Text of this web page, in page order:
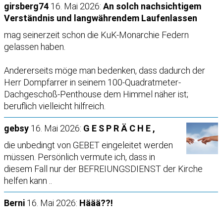
girsberg74 16. Mai 2026: An solch nachsichtigem
Verständnis und langwährendem Laufenlassen
mag seinerzeit schon die KuK-Monarchie Federn
gelassen haben.
Andererseits möge man bedenken, dass dadurch der
Herr Dompfarrer in seinem 100-Quadratmeter-
Dachgeschoß-Penthouse dem Himmel näher ist;
beruflich vielleicht hilfreich.
gebsy 16. Mai 2026: G E S P R Ä C H E ,
die unbedingt von GEBET eingeleitet werden
müssen. Persönlich vermute ich, dass in
diesem Fall nur der BEFREIUNGSDIENST der Kirche
helfen kann ..
Berni 16. Mai 2026: Häää??!